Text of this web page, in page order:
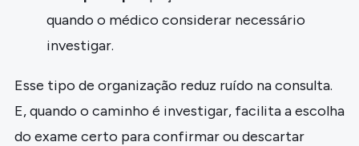
quando o médico considerar necessário
investigar.
Esse tipo de organização reduz ruído na consulta.
E, quando o caminho é investigar, facilita a escolha
do exame certo para confirmar ou descartar